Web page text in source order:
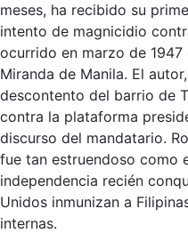
meses, ha recibido su
intento de magnicidio
ocurrido en marzo de 1947
Miranda de Manila. El
descontento del barrio de
contra la plataforma
discurso del mandatario.
fue tan estruendoso como
independencia recién
Unidos inmunizan a
internas.